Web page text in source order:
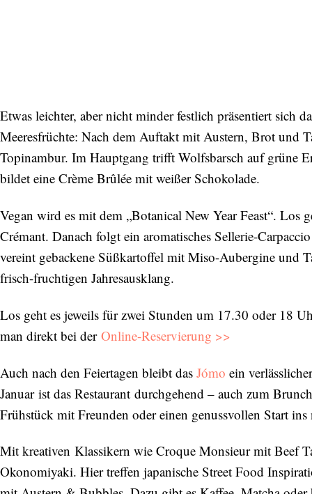
Etwas leichter, aber nicht minder festlich präsentiert sich
Meeresfrüchte: Nach dem Auftakt mit Austern, Brot und
Topinambur. Im Hauptgang trifft Wolfsbarsch auf grüne
bildet eine Crème Brûlée mit weißer Schokolade.
Vegan wird es mit dem „Botanical New Year Feast“. Los
Crémant. Danach folgt ein aromatisches Sellerie-
vereint gebackene Süßkartoffel mit Miso-Aubergine und
frisch-fruchtigen Jahresausklang.
Los geht es jeweils für zwei Stunden um 17.30 oder 18
man direkt bei der Online-Reservierung >>
Auch nach den Feiertagen bleibt das Jómo ein
Januar ist das Restaurant durchgehend – auch zum
Frühstück mit Freunden oder einen genussvollen Start ins
Mit kreativen Klassikern wie Croque Monsieur mit Beef
Okonomiyaki. Hier treffen japanische Street Food